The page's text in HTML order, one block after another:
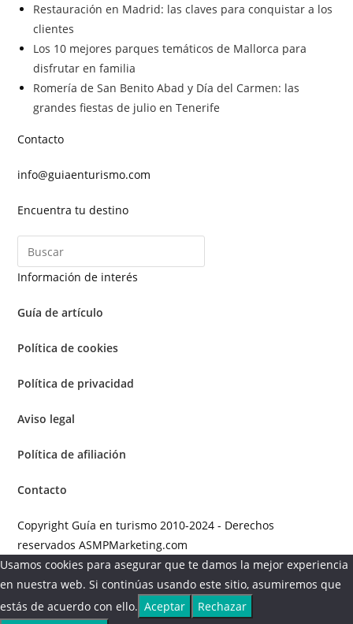
Restauración en Madrid: las claves para conquistar a los
clientes
Los 10 mejores parques temáticos de Mallorca para
disfrutar en familia
Romería de San Benito Abad y Día del Carmen: las
grandes fiestas de julio en Tenerife
Contacto
info@guiaenturismo.com
Encuentra tu destino
Información de interés
Guía de artículo
Política de cookies
Política de privacidad
Aviso legal
Política de afiliación
Contacto
Copyright Guía en turismo 2010-2024 - Derechos
reservados ASMPMarketing.com
Usamos cookies para asegurar que te damos la mejor experiencia
en nuestra web. Si continúas usando este sitio, asumiremos que
estás de acuerdo con ello. Aceptar
Rechazar